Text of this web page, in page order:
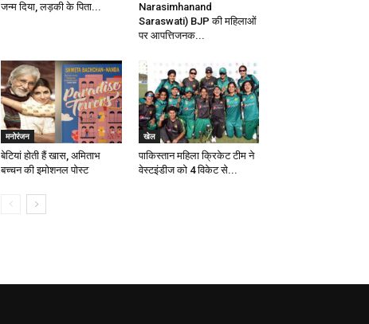
जन्म दिया, लड़की के पिता...
Narasimhanand
Saraswati) BJP की महिलाओं
पर आपत्तिजनक...
मनोरंजन
बेटियां होती हैं खास, अमिताभ
बच्चन की इमोशनल पोस्ट
खेल
पाकिस्तान महिला क्रिकेट टीम ने
वेस्टइंडीज को 4 विकेट से...